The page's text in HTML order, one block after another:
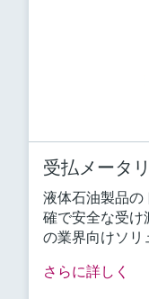
受払メータ
液体石油製品の
確で安全な受け
の業界向けソリ
さらに詳しく